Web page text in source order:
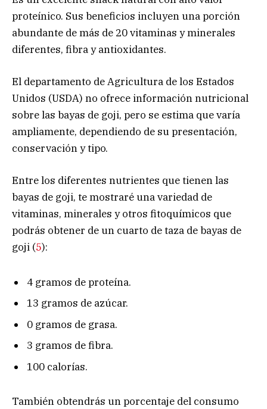
proteínico. Sus beneficios incluyen una porción
abundante de más de 20 vitaminas y minerales
diferentes, fibra y antioxidantes.
El departamento de Agricultura de los Estados
Unidos (USDA) no ofrece información nutricional
sobre las bayas de goji, pero se estima que varía
ampliamente, dependiendo de su presentación,
conservación y tipo.
Entre los diferentes nutrientes que tienen las
bayas de goji, te mostraré una variedad de
vitaminas, minerales y otros fitoquímicos que
podrás obtener de un cuarto de taza de bayas de
goji (5):
4 gramos de proteína.
13 gramos de azúcar.
0 gramos de grasa.
3 gramos de fibra.
100 calorías.
También obtendrás un porcentaje del consumo